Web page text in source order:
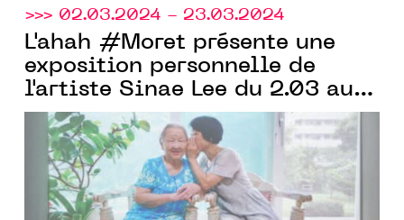
>>> 02.03.2024 - 23.03.2024
L'ahah #Moret présente une
exposition personnelle de
l'artiste Sinae Lee du 2.03 au
23.03.2024